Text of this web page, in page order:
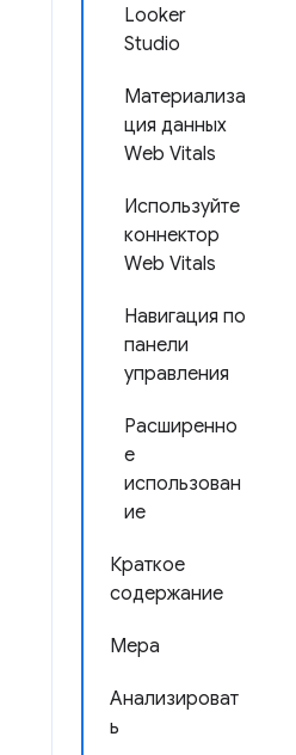
Looker
Studio
Материализа
ция данных
Web Vitals
Используйте
коннектор
Web Vitals
Навигация по
панели
управления
Расширенно
е
использован
ие
Краткое
содержание
Мера
Анализироват
ь